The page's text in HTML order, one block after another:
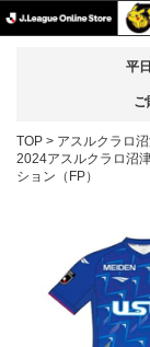
平
ご
TOP アスルクラロ
2024アスルクラロ沼
ション（FP）